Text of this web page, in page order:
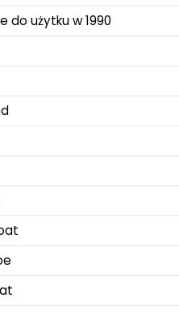
do użytku w 1990